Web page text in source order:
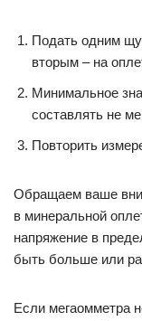
Подать одним
вторым – на
Минимальное
составлять не
Повторить
Обращаем ваше
в минеральной
напряжение в
быть больше или
Если мегаомметра